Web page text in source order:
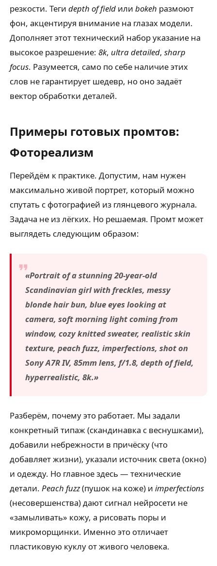
резкости. Теги depth of field или bokeh размоют
фон, акцентируя внимание на глазах модели.
Дополняет этот технический набор указание на
высокое разрешение: 8k, ultra detailed, sharp
focus. Разумеется, само по себе наличие этих
слов не гарантирует шедевр, но оно задаёт
вектор обработки деталей.
Примеры готовых промтов:
Фотореализм
Перейдём к практике. Допустим, нам нужен
максимально живой портрет, который можно
спутать с фотографией из глянцевого журнала.
Задача не из лёгких. Но решаемая. Промт может
выглядеть следующим образом:
«Portrait of a stunning 20-year-old
Scandinavian girl with freckles, messy
blonde hair bun, blue eyes looking at
camera, soft morning light coming from
window, cozy knitted sweater, realistic skin
texture, peach fuzz, imperfections, shot on
Sony A7R IV, 85mm lens, f/1.8, depth of field,
hyperrealistic, 8k.»
Разберём, почему это работает. Мы задали
конкретный типаж (скандинавка с веснушками),
добавили небрежности в причёску (что
добавляет жизни), указали источник света (окно)
и одежду. Но главное здесь — технические
детали. Peach fuzz(пушок на коже) и imperfections
(несовершенства) дают сигнал нейросети не
«замыливать» кожу, а рисовать поры и
микроморщинки. Именно это отличает
пластиковую куклу от живого человека.